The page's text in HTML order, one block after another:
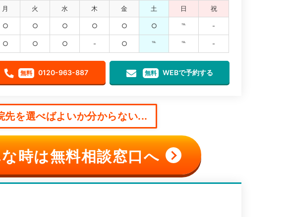
月 火 水 木 金 土 日 祝
○ ○ ○ ○ ○ ○ ℡ -
○ ○ ○ - ○ ℡ ℡ -
無料 0120-963-887 無料 WEBで予約する
先を選べばよいか分からない...
時は無料相談窓口へ